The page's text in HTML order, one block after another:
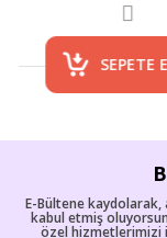
SEPETE
E-Bültene kaydolarak,
kabul etmiş
özel hizmetlerimizi